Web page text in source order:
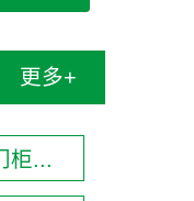
更多+
柜...